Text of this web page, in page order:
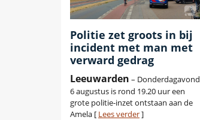
Politie zet groots in bij
incident met man met
verward gedrag
Leeuwarden – Donderdagavond
6 augustus is rond 19.20 uur een
grote politie-inzet ontstaan aan de
Amela [ Lees verder]